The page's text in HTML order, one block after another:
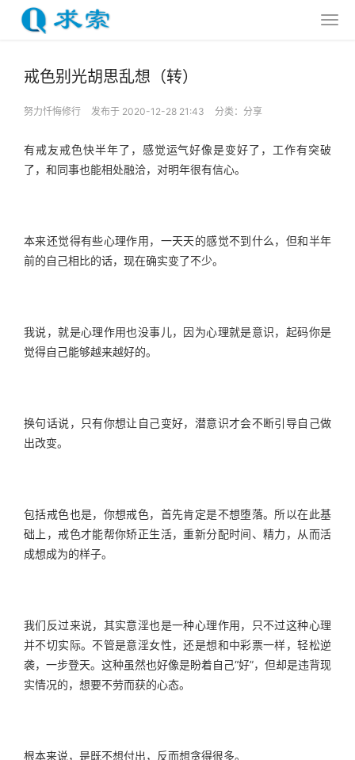
戒色别光胡思乱想（转）
努力忏悔修行 发布于 2020-12-28 21:43 分类： 分享
有戒友戒色快半年了，感觉运气好像是变好了，工作有突破
了，和同事也能相处融洽，对明年很有信心。
本来还觉得有些心理作用，一天天的感觉不到什么，但和半年
前的自己相比的话，现在确实变了不少。
我说，就是心理作用也没事儿，因为心理就是意识，起码你是
觉得自己能够越来越好的。
换句话说，只有你想让自己变好，潜意识才会不断引导自己做
出改变。
包括戒色也是，你想戒色，首先肯定是不想堕落。所以在此基
础上，戒色才能帮你矫正生活，重新分配时间、精力，从而活
成想成为的样子。
我们反过来说，其实意淫也是一种心理作用，只不过这种心理
并不切实际。不管是意淫女性，还是想和中彩票一样，轻松逆
袭，一步登天。这种虽然也好像是盼着自己“好”，但却是违背现
实情况的，想要不劳而获的心态。
根本来说，是既不想付出，反而想贪得很多。